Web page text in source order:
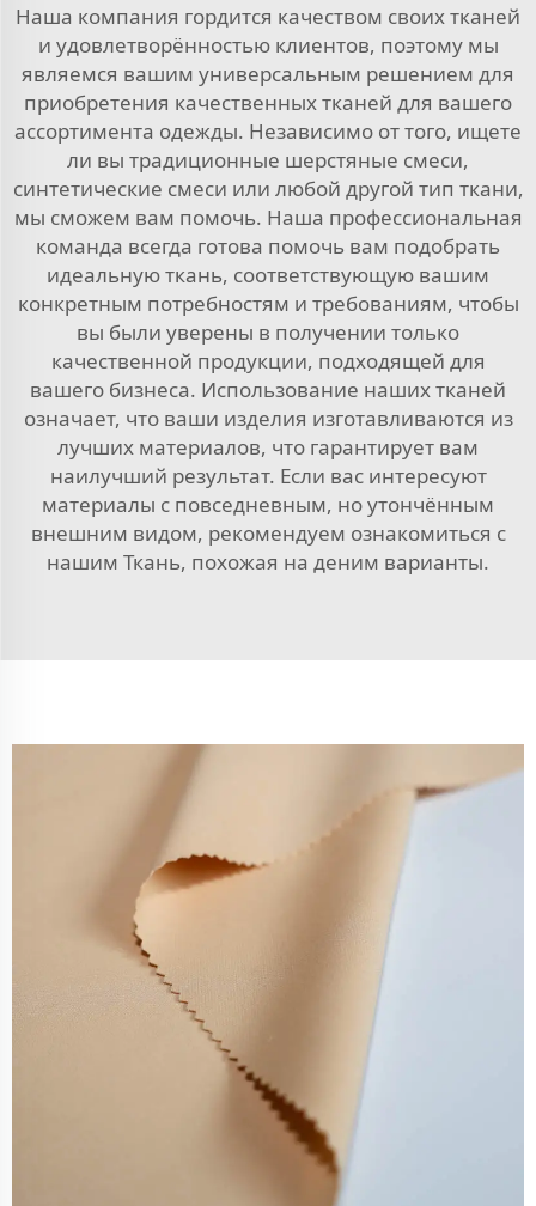
Наша компания гордится качеством своих тканей
и удовлетворённостью клиентов, поэтому мы
являемся вашим универсальным решением для
приобретения качественных тканей для вашего
ассортимента одежды. Независимо от того, ищете
ли вы традиционные шерстяные смеси,
синтетические смеси или любой другой тип ткани,
мы сможем вам помочь. Наша профессиональная
команда всегда готова помочь вам подобрать
идеальную ткань, соответствующую вашим
конкретным потребностям и требованиям, чтобы
вы были уверены в получении только
качественной продукции, подходящей для
вашего бизнеса. Использование наших тканей
означает, что ваши изделия изготавливаются из
лучших материалов, что гарантирует вам
наилучший результат. Если вас интересуют
материалы с повседневным, но утончённым
внешним видом, рекомендуем ознакомиться с
нашим Ткань, похожая на деним варианты.